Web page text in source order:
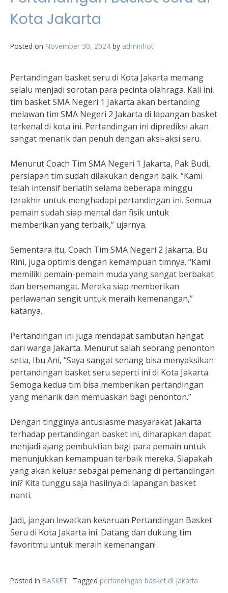
Kota Jakarta
Posted on November 30, 2024 by adminhot
Pertandingan basket seru di Kota Jakarta memang
selalu menjadi sorotan para pecinta olahraga. Kali ini,
tim basket SMA Negeri 1 Jakarta akan bertanding
melawan tim SMA Negeri 2 Jakarta di lapangan basket
terkenal di kota ini. Pertandingan ini diprediksi akan
sangat menarik dan penuh dengan aksi-aksi seru.
Menurut Coach Tim SMA Negeri 1 Jakarta, Pak Budi,
persiapan tim sudah dilakukan dengan baik. “Kami
telah intensif berlatih selama beberapa minggu
terakhir untuk menghadapi pertandingan ini. Semua
pemain sudah siap mental dan fisik untuk
memberikan yang terbaik,” ujarnya.
Sementara itu, Coach Tim SMA Negeri 2 Jakarta, Bu
Rini, juga optimis dengan kemampuan timnya. “Kami
memiliki pemain-pemain muda yang sangat berbakat
dan bersemangat. Mereka siap memberikan
perlawanan sengit untuk meraih kemenangan,”
katanya.
Pertandingan ini juga mendapat sambutan hangat
dari warga Jakarta. Menurut salah seorang penonton
setia, Ibu Ani, “Saya sangat senang bisa menyaksikan
pertandingan basket seru seperti ini di Kota Jakarta.
Semoga kedua tim bisa memberikan pertandingan
yang menarik dan memuaskan bagi penonton.”
Dengan tingginya antusiasme masyarakat Jakarta
terhadap pertandingan basket ini, diharapkan dapat
menjadi ajang pembuktian bagi para pemain untuk
menunjukkan kemampuan terbaik mereka. Siapakah
yang akan keluar sebagai pemenang di pertandingan
ini? Kita tunggu saja hasilnya di lapangan basket
nanti.
Jadi, jangan lewatkan keseruan Pertandingan Basket
Seru di Kota Jakarta ini. Datang dan dukung tim
favoritmu untuk meraih kemenangan!
Posted in BASKET Tagged pertandingan basket di jakarta